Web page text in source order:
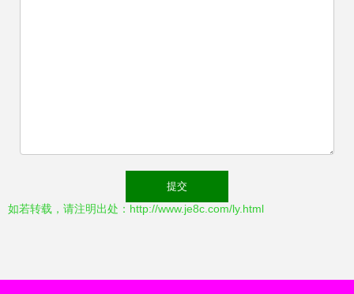
如若转载，请注明出处：http://www.je8c.com/ly.html